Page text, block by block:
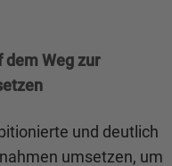
Weg zur
und deutlich
umsetzen, um